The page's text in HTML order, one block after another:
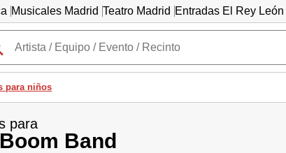
Musicales Madrid Teatro Madrid Entradas El Rey León
para niños
para
Band